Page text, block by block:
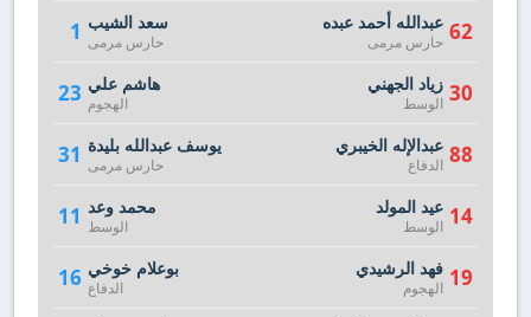
1 سعد الشيب
حارس مرمى
23 هاشم علي
الهجوم
31 يوسف عبدالله بليدة
حارس مرمى
11 محمد وعد
الوسط
16 بوعلام خوخي
الدفاع
62 عبدالله أحمد عبده
حارس مرمى
30 زياد الجهني
الوسط
88 عبدالإله الخيبري
الدفاع
14 عيد المولد
الوسط
19 فهد الرشيدي
الهجوم